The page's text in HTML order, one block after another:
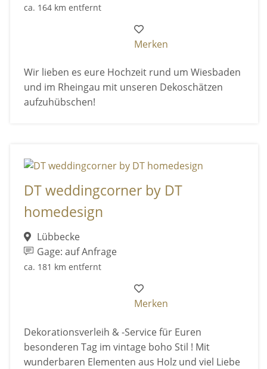
ca. 164 km entfernt
Merken
Wir lieben es eure Hochzeit rund um Wiesbaden
und im Rheingau mit unseren Dekoschätzen
aufzuhübschen!
DT weddingcorner by DT
homedesign
Lübbecke
Gage: auf Anfrage
ca. 181 km entfernt
Merken
Dekorationsverleih & -Service für Euren
besonderen Tag im vintage boho Stil ! Mit
wunderbaren Elementen aus Holz und viel Liebe